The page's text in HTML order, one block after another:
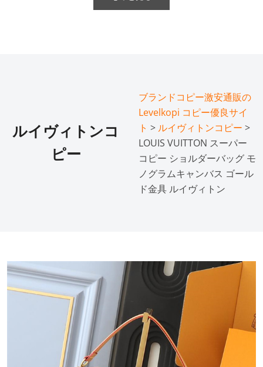
ルイヴィトンコ
ピー
ブランドコピー激安通販の
Levelkopi コピー優良サイ
ト > ルイヴィトンコピー >
LOUIS VUITTON スーパー
コピー ショルダーバッグ モ
ノグラムキャンバス ゴール
ド金具 ルイヴィトン